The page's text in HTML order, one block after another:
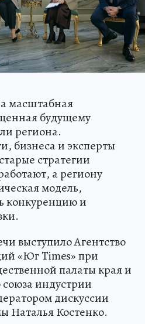
масштабная
будущему
региона.
бизнеса и эксперты
стратегии
а региону
модель,
конкуренцию и
выступило Агентство
«Юг Times» при
палаты края и
индустрии
дискуссии
Наталья Костенко.